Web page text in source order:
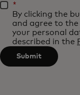
3
characters.
be
applied
after
characters.
*
By clicking the
and agree to the
your personal
described in the
Submit